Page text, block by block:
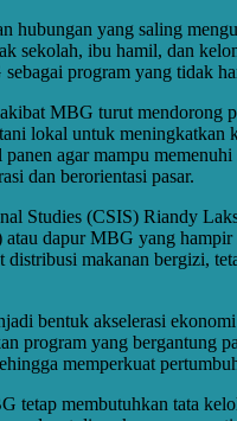
hubungan yang saling
sekolah, ibu hamil, dan
program yang tidak
MBG turut mendorong
lokal untuk
agar mampu
dan berorientasi pasar.
Studies (CSIS) Riandy
dapur MBG yang
distribusi makanan bergizi,
bentuk akselerasi
program yang bergantung
memperkuat
tetap membutuhkan tata